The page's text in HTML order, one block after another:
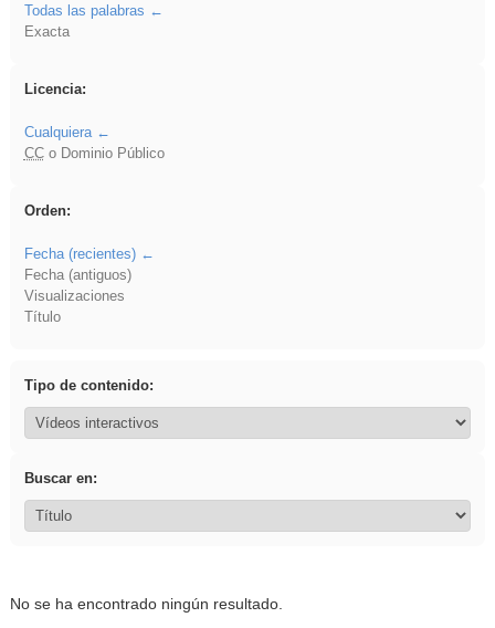
Todas las palabras
Exacta
Licencia:
Cualquiera
CCo Dominio Público
Orden:
Fecha (recientes)
Fecha (antiguos)
Visualizaciones
Título
Tipo de contenido:
Buscar en:
No se ha encontrado ningún resultado.